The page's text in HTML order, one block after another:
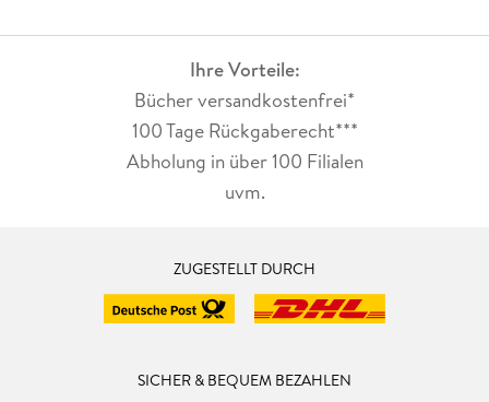
Ihre Vorteile:
Bücher versandkostenfrei*
100 Tage Rückgaberecht***
Abholung in über 100 Filialen
uvm.
ZUGESTELLT DURCH
SICHER & BEQUEM BEZAHLEN